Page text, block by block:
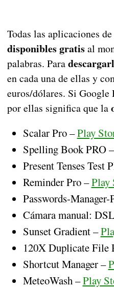
Todas las aplicaciones
disponibles gratis al
palabras. Para
en cada una de ellas y
euros/dólares. Si Google
por ellas significa que la
Scalar Pro –Play
Spelling Book PRO –
Present Tenses Test
Reminder Pro –Play
Passwords-Manager-
Cámara manual:
Sunset Gradient –
120X Duplicate File
Shortcut Manager –
MeteoWash –Play